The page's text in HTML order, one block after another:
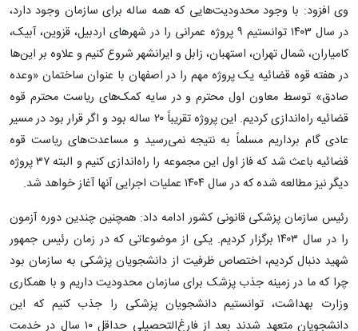
وی افزود: با وجود محدودیت‌هایی که همه ساله برای سازمان وجود دارد،
در سال ۱۴۰۳ توانستیم ۹ پروژه عمرانی را در شهرهای اردبیل، قزوین، آبیک،
کامیاران، شمال تهران، استهبان، زابل و ایرانشهر شروع کنیم و علاوه بر این‌ها
در هفته قوه قضائیه یک پروژه مهم را در اصفهان با عنوان ساختمان «وعده
صادق» توسط معاون اول محترم و در سایه کمک‌های ریاست محترم قوه
قضائیه راه‌اندازی کردیم. این پروژه تقریباً ۲۰ ساله بود و اگر قرار بود در مسیر
عادی گام برداریم مسلماً به نتیجه نمی‌رسید و مساعدت‌های ریاست قوه
قضائیه باعث شد که فاز اول این مجموعه را راه‌اندازی کنیم و البته ۳۷ پروژه
دیگر نیز مطالعه شده که در سال ۱۴۰۴ عملیات اجرایی آنها آغاز خواهد شد.
رئیس سازمان پزشکی قانونی کشور ادامه داد: همچنین چندین دوره آزمون
را در سال ۱۴۰۳ برگزار کردیم. یکی از موضوعاتی که در زمان رئیس جمهور
شهید دنبال کردیم، اختصاص ظرفیت از دانشجویان پزشکی به سازمان بود
چرا که ما در زمینه جذب پزشک برای سازمان محدودیت داریم و با همکاری
وزارت بهداشت، توانستیم دانشجویان پزشکی را جذب کنیم که این
دانشجویان متعهد شدند بعد از فارغ‌التحصیلی حداقل ۱۰ سال در خدمت